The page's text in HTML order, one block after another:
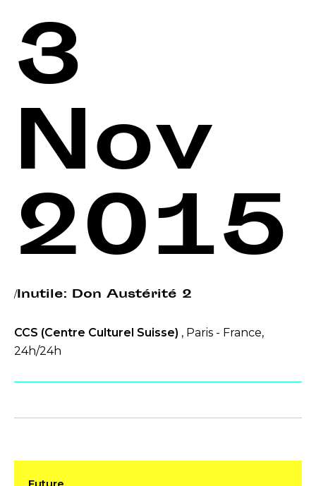
3
Nov
2015
/Inutile: Don Austérité 2
CCS (Centre Culturel Suisse) , Paris - France,
24h/24h